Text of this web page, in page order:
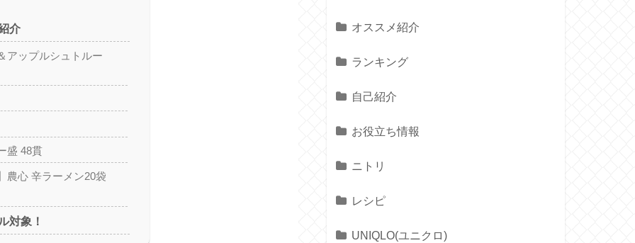
介
アップルシュトルー
盛 48貫
農心 辛ラーメン20袋
対象！
オススメ紹介
ランキング
自己紹介
お役立ち情報
ニトリ
レシピ
UNIQLO(ユニクロ)